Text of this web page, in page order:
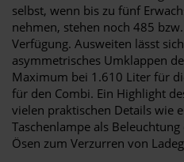
selbst, wenn bis zu fünf
nehmen, stehen noch 485
Verfügung. Ausweiten lässt
asymmetrisches Umklappen
Maximum bei 1.610 Liter für
für den Combi. Ein Highlight
vielen praktischen Details wie
Taschenlampe als
Ösen zum Verzurren von